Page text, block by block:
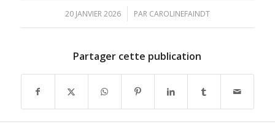
20 JANVIER 2026
/ PAR CAROLINEFAINDT
Partager cette publication